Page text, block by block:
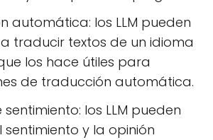
automática: los LLM pueden
traducir textos de un idioma
los hace útiles para
de traducción automática.
sentimiento: los LLM pueden
sentimiento y la opinión